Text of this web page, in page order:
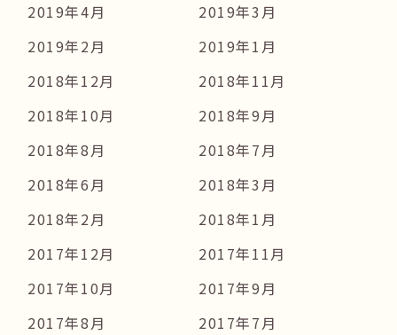
2019年4月
2019年3月
2019年2月
2019年1月
2018年12月
2018年11月
2018年10月
2018年9月
2018年8月
2018年7月
2018年6月
2018年3月
2018年2月
2018年1月
2017年12月
2017年11月
2017年10月
2017年9月
2017年8月
2017年7月